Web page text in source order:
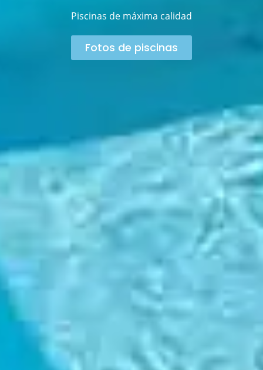
Piscinas de máxima calidad
Fotos de piscinas